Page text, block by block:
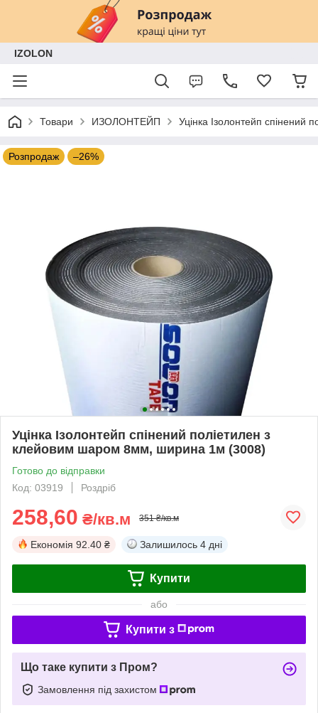
IZOLON
Товари ИЗОЛОНТЕЙП Уцінка Ізолонтейп
Розпродаж –26%
Уцінка Ізолонтейп спінений поліетилен з
клейовим шаром 8мм, ширина 1м (3008)
Готово до відправки
Код: 03919
Роздріб
258,60 ₴/кв.м 351 ₴/кв.м
Економія 92.40 ₴ Залишилось 4 дні
Купити
або
Купити з
Що таке купити з Пром?
Замовлення під захистом